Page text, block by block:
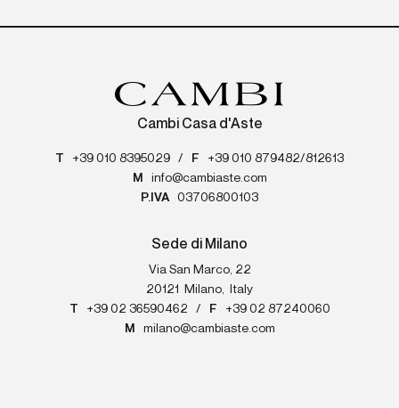
Cambi Casa d'Aste
T +39 010 8395029 / F
+39 010 879482/812613
M
info@cambiaste.com
P.IVA
03706800103
Sede di Milano
Via San Marco, 22
20121
Milano,
Italy
T
+39 02 36590462 / F
+39 02 87240060
M
milano@cambiaste.com